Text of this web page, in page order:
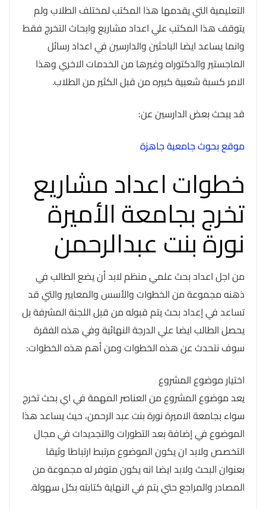
التعليمية التي يقدمها هذا المكتب لمختلف الطلاب ولم
يتوقف هذا المكتب علي اعداد مشاريع وابحاث التخرج فقط
وانما يساعد ايضا الباحثين والدارسين في اعداد رسائل
الماجستير والدكتوراه وغيرها من الخدمات الاخري وهذا
الامر كسبة شعبية كبيره من قبل الكثير من الطلاب.
قد يبحث بعض الدارسين عن:
موقع بحوث جامعية جاهزة
خطوات اعداد مشاريع
تخرج بجامعة الأميرة
نورة بنت عبدالرحمن
من اجل اعداد بحث علمي منظم لابد أن يضع الطالب في
ذهنه مجموعة من الخطوات والأسس والمعايير والتي قد
تساعد في إعداد بحث يتم قبوله من قبل اللجنة المشرفة بل
يحصل الطالب ايضا علي الدرجة النهائية وفي هذه الفقرة
سوف نتحدث عن هذه الخطوات ومن أهم هذه الخطوات:
اختيار موضوع المشروع
يعد موضوع المشروع من العناصر المهمة في اي بحث تخرج
سواء بجامعة الاميرة نورة بنت عبد الرحمن، حيث يساعد هذا
الموضوع في إضافة بعد التطورات والتجديدات في مجال
التخصص ولابد ان يكون الموضوع مرتبط ارتباطا وثيقا
بعنوان البحث ولابد ايضا انه يكون متوفر له مجموعة من
المصادر والمراجع حتي يتم في النهاية كتابته بكل سهولة.